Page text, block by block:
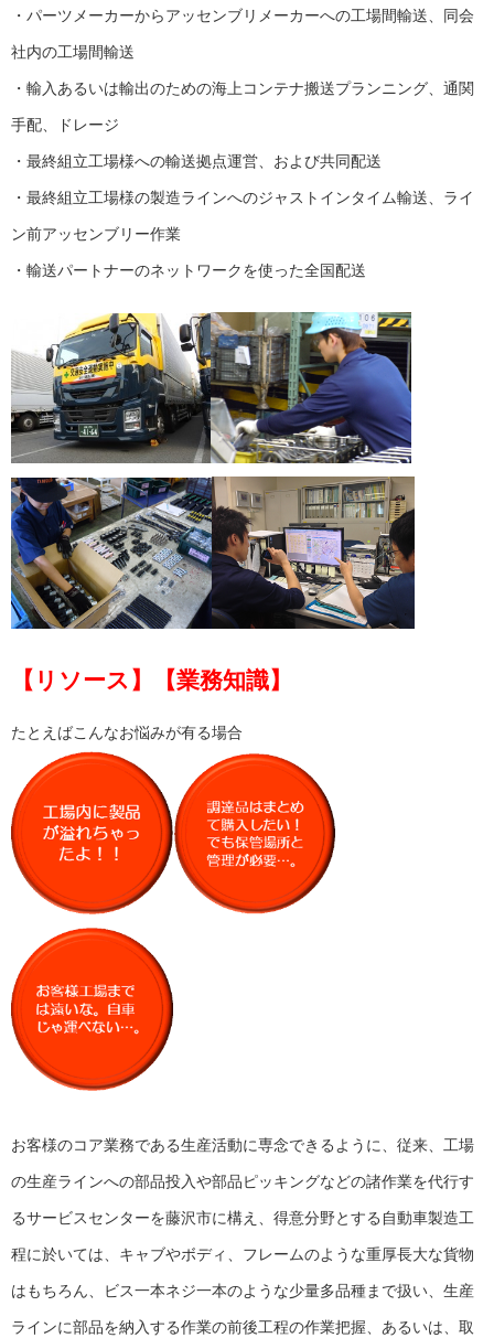
・パーツメーカーからアッセンブリメーカーへの工場間輸送、同会
社内の工場間輸送
・輸入あるいは輸出のための海上コンテナ搬送プランニング、通関
手配、ドレージ
・最終組立工場様への輸送拠点運営、および共同配送
・最終組立工場様の製造ラインへのジャストインタイム輸送、ライ
ン前アッセンブリー作業
・輸送パートナーのネットワークを使った全国配送
【リソース】【業務知識】
たとえばこんなお悩みが有る場合
お客様のコア業務である生産活動に専念できるように、従来、工場
の生産ラインへの部品投入や部品ピッキングなどの諸作業を代行す
るサービスセンターを藤沢市に構え、得意分野とする自動車製造工
程に於いては、キャブやボディ、フレームのような重厚長大な貨物
はもちろん、ビス一本ネジ一本のような少量多品種まで扱い、生産
ラインに部品を納入する作業の前後工程の作業把握、あるいは、取